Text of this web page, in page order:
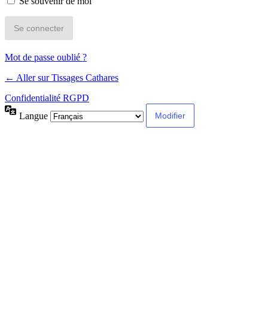
Mot de passe oublié ?
← Aller sur Tissages Cathares
Confidentialité RGPD
Langue